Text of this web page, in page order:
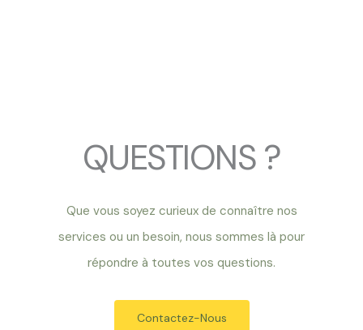
QUESTIONS ?
Que vous soyez curieux de connaître nos
services ou un besoin, nous sommes là pour
répondre à toutes vos questions.
Contactez-Nous